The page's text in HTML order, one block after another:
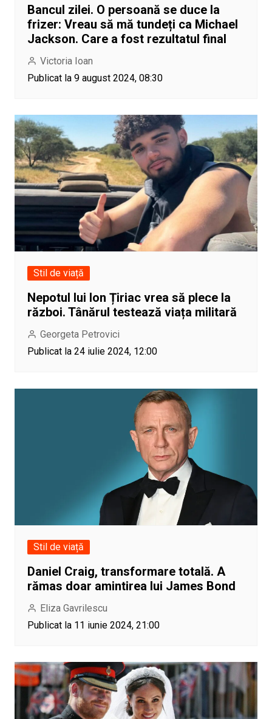
Bancul zilei. O persoană se duce la
frizer: Vreau să mă tundeți ca Michael
Jackson. Care a fost rezultatul final
Victoria Ioan
Publicat la 9 august 2024, 08:30
Stil de viață
Nepotul lui Ion Țiriac vrea să plece la
război. Tânărul testează viața militară
Georgeta Petrovici
Publicat la 24 iulie 2024, 12:00
Stil de viață
Daniel Craig, transformare totală. A
rămas doar amintirea lui James Bond
Eliza Gavrilescu
Publicat la 11 iunie 2024, 21:00